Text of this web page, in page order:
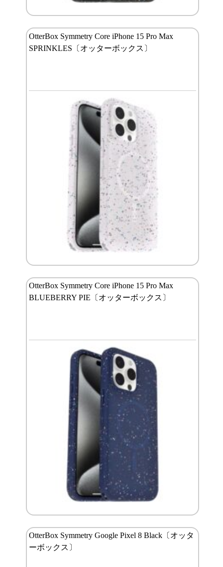
OtterBox Symmetry Core iPhone 15 Pro Max
SPRINKLES〔オッターボックス〕
OtterBox Symmetry Core iPhone 15 Pro Max
BLUEBERRY PIE〔オッターボックス〕
OtterBox Symmetry Google Pixel 8 Black〔オッタ
ーボックス〕